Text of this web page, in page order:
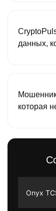
данных,
которая